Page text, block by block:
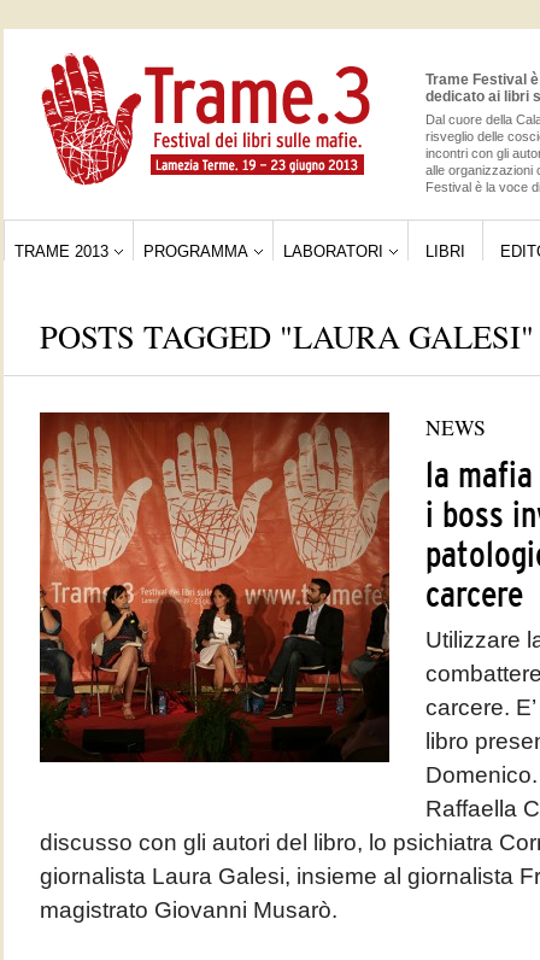
Trame Festival
dedicato ai libri
Dal cuore della
risveglio delle
incontri con gli
alle organizzazioni
Festival è la voce
TRAME 2013 PROGRAMMA LABORATORI LIBRI
POSTS TAGGED "LAURA GALESI"
NEWS
la mafia
i boss
carcere
Utilizzare
carcere.
libro
Raffaella
discusso con gli autori del libro, lo psichiatra
giornalista Laura Galesi, insieme al giornalista
magistrato Giovanni Musarò.